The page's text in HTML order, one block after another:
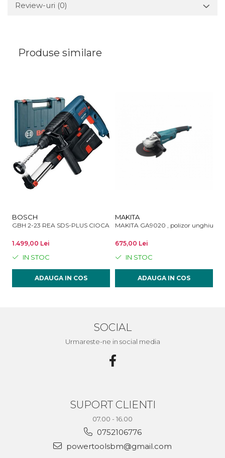
Review-uri (0)
Produse similare
BOSCH
GBH 2-23 REA SDS-PLUS CIOCAN ROTOPERCUTOR 2.3J 710W
1.499,00 Lei
IN STOC
ADAUGA IN COS
MAKITA
MAKITA GA9020 , polizor
675,00 Lei
IN STOC
ADAUGA IN COS
SOCIAL
Urmareste-ne in social media
SUPORT CLIENTI
07.00 - 16.00
0752106776
powertoolsbm@gmail.com